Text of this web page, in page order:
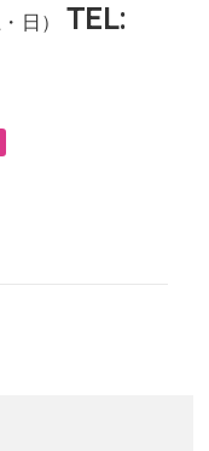
日） TEL: